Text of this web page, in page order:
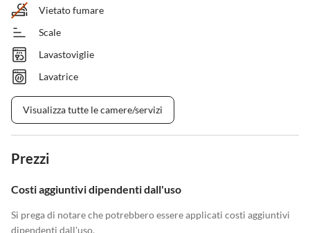
Vietato fumare
Scale
Lavastoviglie
Lavatrice
Visualizza tutte le camere/servizi
Prezzi
Costi aggiuntivi dipendenti dall'uso
Si prega di notare che potrebbero essere applicati costi aggiuntivi
dipendenti dall'uso.